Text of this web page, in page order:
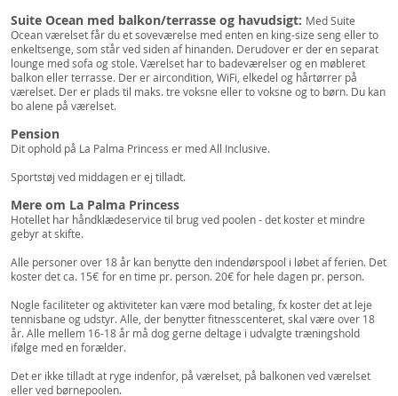
Suite Ocean med balkon/terrasse og havudsigt: Med Suite
Ocean værelset får du et soveværelse med enten en king-size seng eller to
enkeltsenge, som står ved siden af hinanden. Derudover er der en separat
lounge med sofa og stole. Værelset har to badeværelser og en møbleret
balkon eller terrasse. Der er aircondition, WiFi, elkedel og hårtørrer på
værelset. Der er plads til maks. tre voksne eller to voksne og to børn. Du kan
bo alene på værelset.
Pension
Dit ophold på La Palma Princess er med All Inclusive.
Sportstøj ved middagen er ej tilladt.
Mere om La Palma Princess
Hotellet har håndklædeservice til brug ved poolen - det koster et mindre
gebyr at skifte.
Alle personer over 18 år kan benytte den indendørspool i løbet af ferien. Det
koster det ca. 15€ for en time pr. person. 20€ for hele dagen pr. person.
Nogle faciliteter og aktiviteter kan være mod betaling, fx koster det at leje
tennisbane og udstyr. Alle, der benytter fitnesscenteret, skal være over 18
år. Alle mellem 16-18 år må dog gerne deltage i udvalgte træningshold
ifølge med en forælder.
Det er ikke tilladt at ryge indenfor, på værelset, på balkonen ved værelset
eller ved børnepoolen.